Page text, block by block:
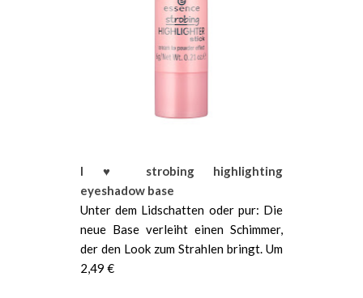
I ♥ strobing highlighting
eyeshadow base
Unter dem Lidschatten oder pur: Die
neue Base verleiht einen Schimmer,
der den Look zum Strahlen bringt. Um
2,49 €